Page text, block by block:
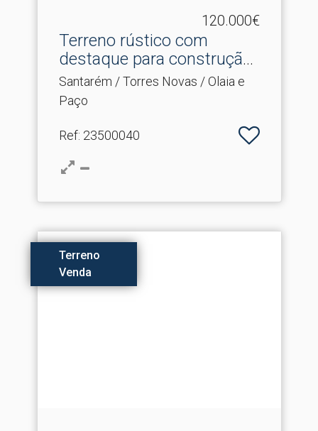
120.000€
Terreno rústico com
destaque para construção.​
..
Santarém / Torres Novas / Olaia e
Paço
Ref: 23500040
Terreno
Venda